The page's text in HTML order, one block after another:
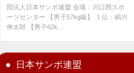
団法人日本サンボ連盟 会場：川口西スポ
ーツセンター 【男子57kg級】 １位：絹川
伸太郎 【男子62k...
日本サンボ連盟